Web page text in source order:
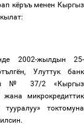
кёръъ менен Кыргыз
2002-жылдын 25-
Улуттук банк
№
37/2 «Кыргыз
жана микрокредиттик
токтомуна